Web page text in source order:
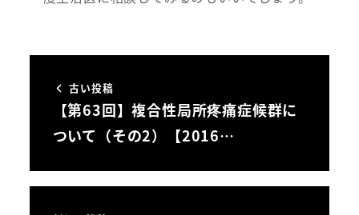
古い投稿
【第63回】複合性局所疼痛症候群に
ついて（その2）【2016…